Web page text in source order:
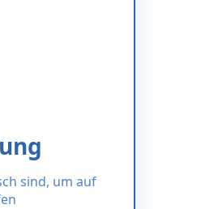
sind, um auf